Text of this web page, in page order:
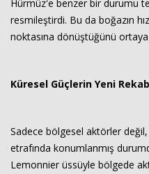
Hürmüz'e benzer bir durumu
resmileştirdi. Bu da boğazın
noktasına dönüştüğünü
Küresel Güçlerin Yeni
Sadece bölgesel aktörler
etrafında konumlanmış
Lemonnier üssüyle bölgede